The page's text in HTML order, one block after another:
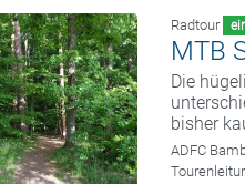
Radtour
MTB
Die
bisher
ADFC